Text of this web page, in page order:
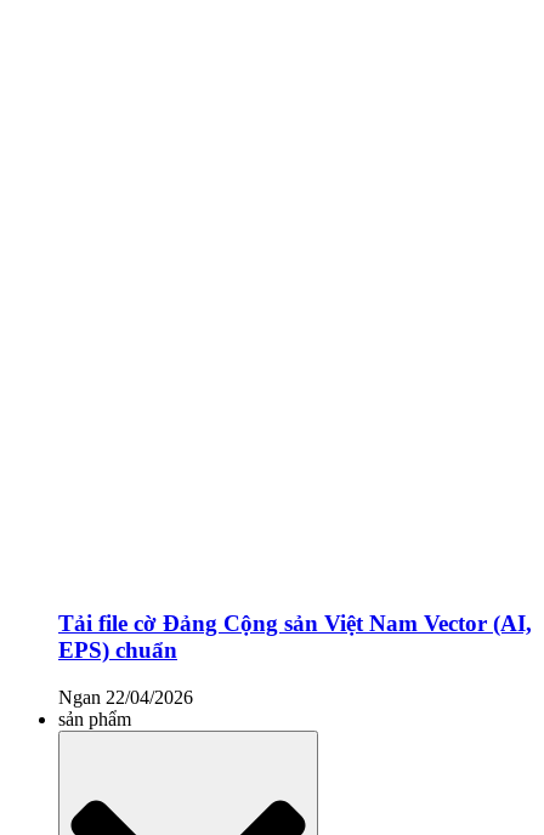
Tải file cờ Đảng Cộng sản Việt Nam Vector (AI,
EPS) chuẩn
Ngan 22/04/2026
sản phẩm